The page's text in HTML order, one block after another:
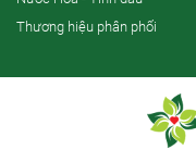
Thương hiệu phân phối